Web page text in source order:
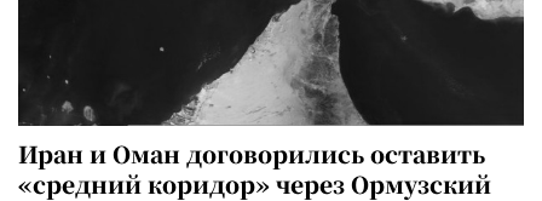
Иран и Оман договорились оставить
«средний коридор» через Ормузский